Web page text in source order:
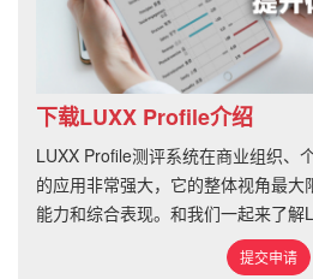
下载LUXX Profile介绍
LUXX Profile测评系统在商业组织、
的应用非常强大，它的整体视角最大
能力和综合表现。和我们一起来了解
提交申请